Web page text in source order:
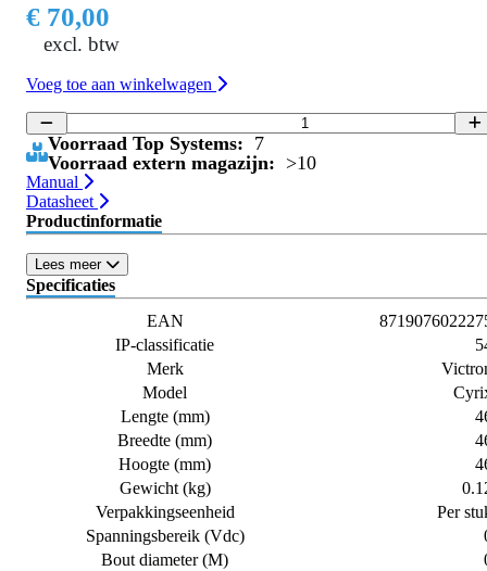
€ 70,00
excl. btw
Voeg toe aan winkelwagen
Voorraad Top Systems: 7
Voorraad extern magazijn: >10
Manual
Datasheet
Productinformatie
Lees meer
Specificaties
EAN
IP-classificatie
Merk
Model
Lengte (mm)
Breedte (mm)
Hoogte (mm)
Gewicht (kg)
Verpakkingseenheid
Per
Spanningsbereik (Vdc)
Bout diameter (M)